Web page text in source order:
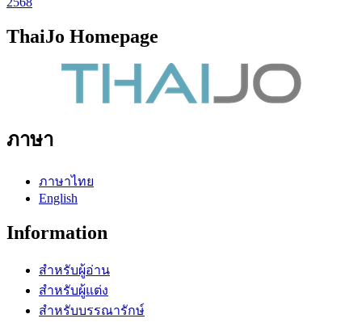
ThaiJo Homepage
ภาษา
ภาษาไทย
English
Information
สำหรับผู้อ่าน
สำหรับผู้แต่ง
สำหรับบรรณารักษ์